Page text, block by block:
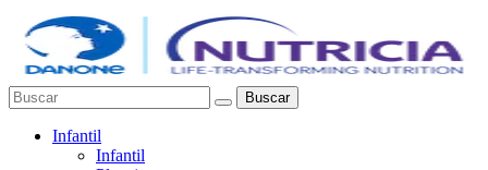
Buscar
Infantil
Infantil